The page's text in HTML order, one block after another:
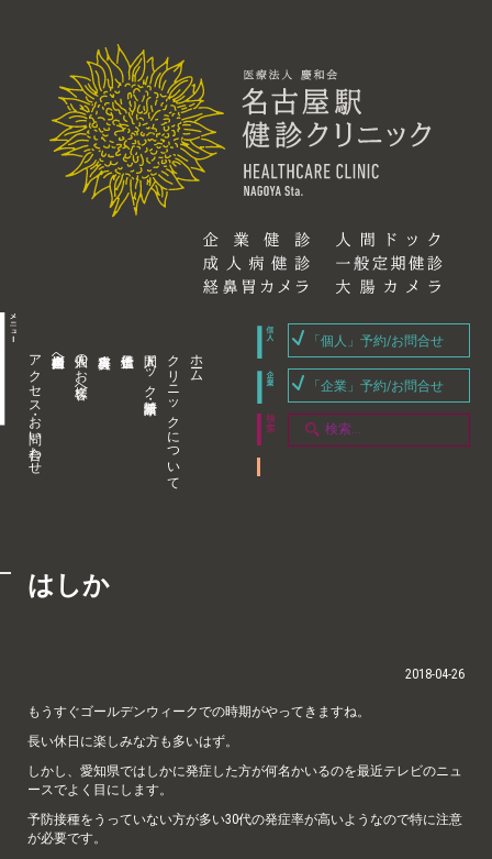
アクセス・お問い合わせ 企業内担当者様へ 個人のお客様へ 人間ドック・健康診断 クリニックについて ホーム
「個人」予約/お問合せ
「企業」予約/お問合せ
はしか
2018-04-26
もうすぐゴールデンウィークでの時期がやってきますね。
長い休日に楽しみな方も多いはず。
しかし、愛知県ではしかに発症した方が何名かいるのを最近テレビのニュ
ースでよく目にします。
予防接種をうっていない方が多い30代の発症率が高いようなので特に注意
が必要です。